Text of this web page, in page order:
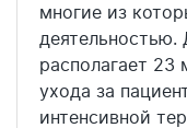
многие из
деятельностью.
располагает 23
ухода за
интенсивной